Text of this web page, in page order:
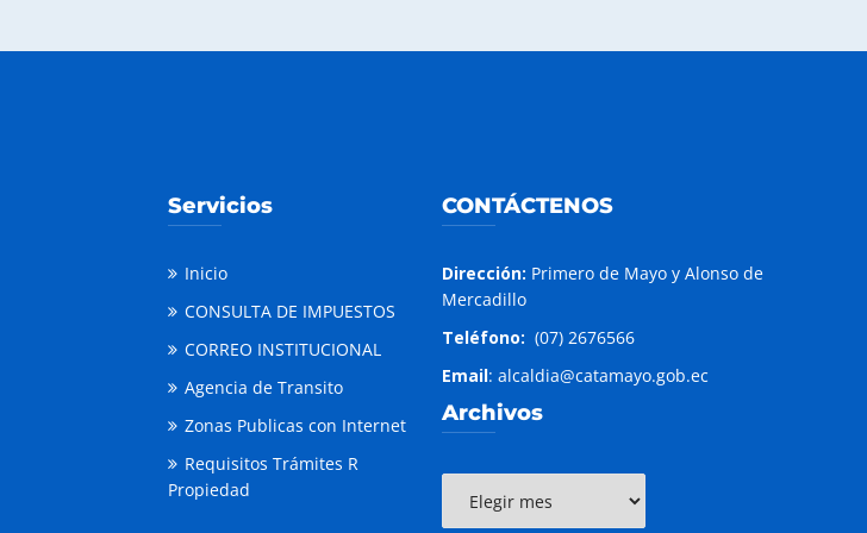
Servicios
Inicio
CONSULTA DE IMPUESTOS
CORREO INSTITUCIONAL
Agencia de Transito
Zonas Publicas con Internet
Requisitos Trámites R
Propiedad
CONTÁCTENOS
Dirección: Primero de Mayo y Alonso de
Mercadillo
Teléfono: (07) 2676566
Email: alcaldia@catamayo.gob.ec
Archivos